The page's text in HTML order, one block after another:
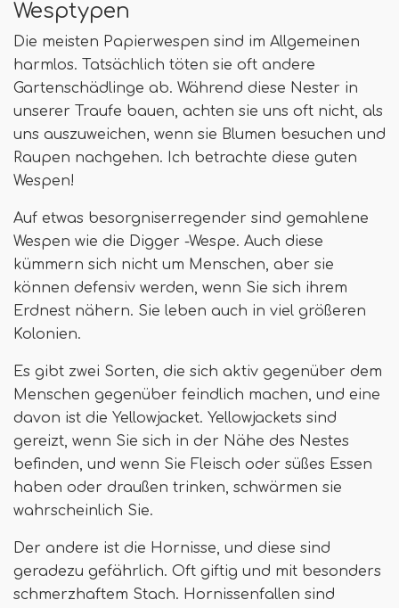
Wesptypen
Die meisten Papierwespen sind im Allgemeinen
harmlos. Tatsächlich töten sie oft andere
Gartenschädlinge ab. Während diese Nester in
unserer Traufe bauen, achten sie uns oft nicht, als
uns auszuweichen, wenn sie Blumen besuchen und
Raupen nachgehen. Ich betrachte diese guten
Wespen!
Auf etwas besorgniserregender sind gemahlene
Wespen wie die Digger -Wespe. Auch diese
kümmern sich nicht um Menschen, aber sie
können defensiv werden, wenn Sie sich ihrem
Erdnest nähern. Sie leben auch in viel größeren
Kolonien.
Es gibt zwei Sorten, die sich aktiv gegenüber dem
Menschen gegenüber feindlich machen, und eine
davon ist die Yellowjacket. Yellowjackets sind
gereizt, wenn Sie sich in der Nähe des Nestes
befinden, und wenn Sie Fleisch oder süßes Essen
haben oder draußen trinken, schwärmen sie
wahrscheinlich Sie.
Der andere ist die Hornisse, und diese sind
geradezu gefährlich. Oft giftig und mit besonders
schmerzhaftem Stach. Hornissenfallen sind